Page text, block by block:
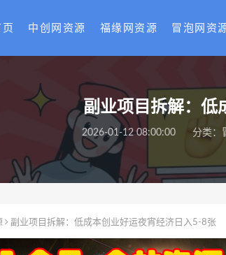
中创网资源 福缘网资源 冒泡网资
副业项目拆解：低
2026-01-12 08:00:00 分类：
副业项目拆解：低成本创业好运夜宵经济日入5-8张